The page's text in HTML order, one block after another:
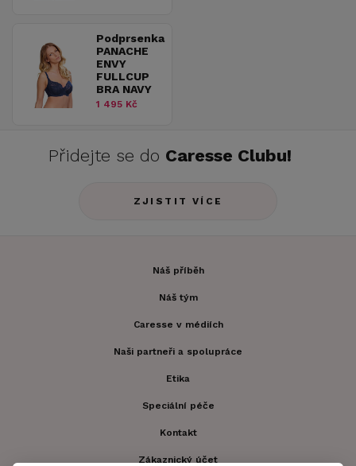
Podprsenka
PANACHE
ENVY
FULLCUP
BRA NAVY
1 495 Kč
Přidejte se do Caresse Clubu!
ZJISTIT VÍCE
Náš příběh
Náš tým
Caresse v médiích
Naši partneři a spolupráce
Etika
Speciální péče
Kontakt
Zákaznický účet